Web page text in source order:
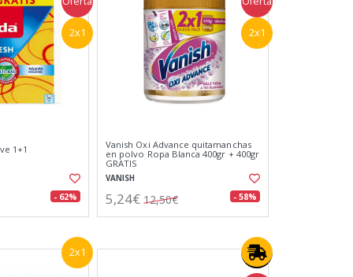
2x1
1+1
- 62%
2x1
Vanish Oxi Advance quitamanchas
en polvo Ropa Blanca 400gr + 400gr
GRATIS
VANISH
5,24€ 12,50€ - 58%
2x1